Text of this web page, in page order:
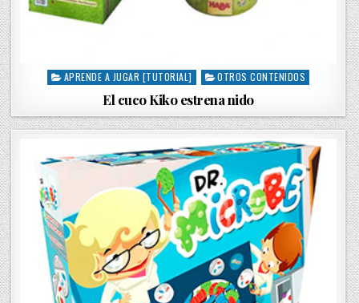
P
t
d
n
APRENDE A JUGAR [TUTORIAL] OTROS CONTENIDOS
El cuco Kiko estrena nido